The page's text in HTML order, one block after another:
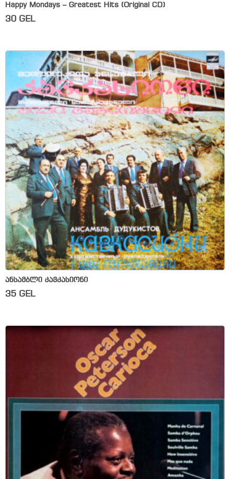
Happy Mondays – Greatest Hits (Original CD)
30 GEL
ანსამბლი კავკასიონი
35 GEL